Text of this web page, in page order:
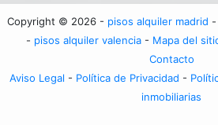
Copyright © 2026 - pisos alquiler madrid -
- pisos alquiler valencia - Mapa del
Contacto
Aviso Legal - Política de Privacidad -
inmobiliarias